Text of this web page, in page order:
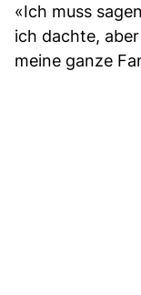
«Ich muss
ich dachte,
meine ganze